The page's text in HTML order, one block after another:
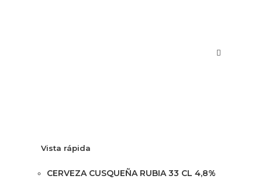
Vista rápida
CERVEZA CUSQUEÑA RUBIA 33 CL 4,8%